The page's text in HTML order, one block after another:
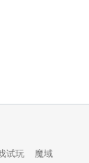
试玩 魔域